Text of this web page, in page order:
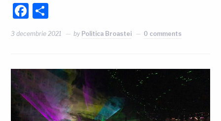
Facebook
3 decembrie 2021 by Politica Broastei 0 comments